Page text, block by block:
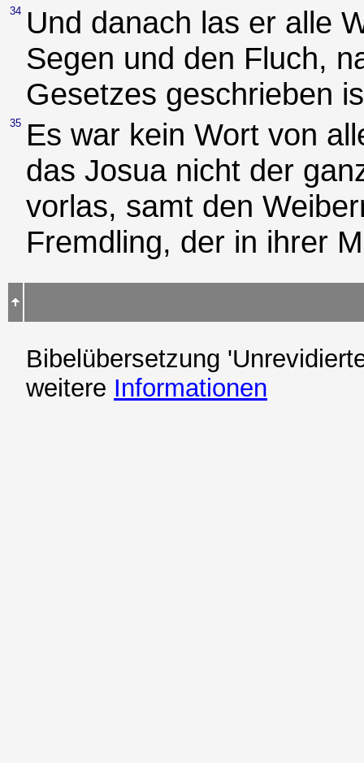
34 Und danach las er alle
Segen und den Fluch,
Gesetzes geschrieben
35 Es war kein Wort von
das Josua nicht der
vorlas, samt den
Fremdling, der in ihrer
Bibelübersetzung
weitere Informationen